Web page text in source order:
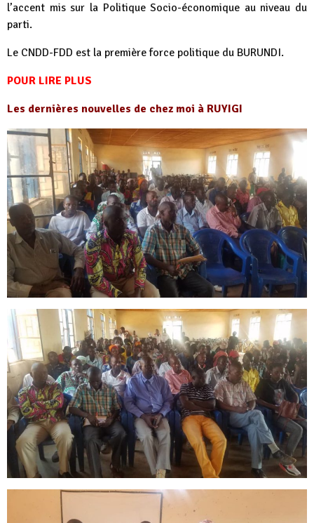
l’accent mis sur la Politique Socio-économique au niveau du
parti.
Le CNDD-FDD est la première force politique du BURUNDI.
POUR LIRE PLUS
Les dernières nouvelles de chez moi à RUYIGI